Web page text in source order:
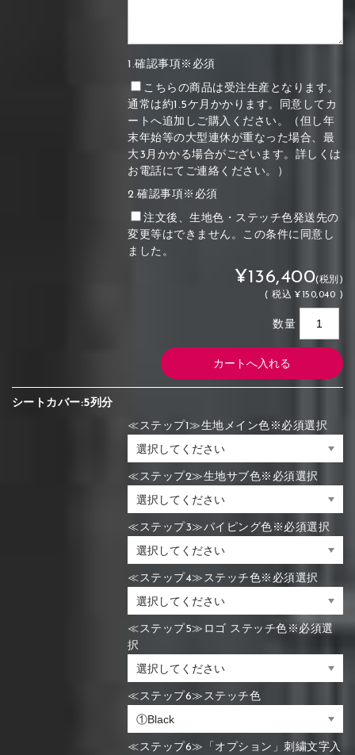
1.確認事項※必須
こちらの商品は受注生産となります。
通常は約1.5ケ月かかります。同意してカ
ートへ追加しご購入ください。（但し年
末年始等の大型連休が重なった場合、最
大3月かかる場合がございます。詳しくは
お電話にてご連絡ください。）
2.確認事項※必須
注文後、生地色・ステッチ色発送先の
変更等はできません。この条件に同意し
ました。
¥136,400(税別)
(税込 ¥150,040 )
数量
シートカバー:5列分
≪ステップ1≫生地メイン色※必須選択
≪ステップ2≫生地サブ色※必須選択
≪ステップ3≫パイピング色※必須選択
≪ステップ4≫ステッチ色※必須選択
≪ステップ5≫ロゴ ステッチ色※必須選
択
≪ステップ6≫ステッチ色
≪ステップ6≫「オプション」刺繍文字入